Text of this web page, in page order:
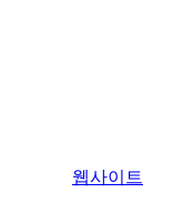
웹사이트